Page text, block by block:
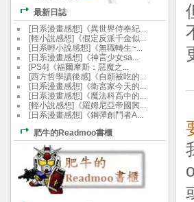
最新日誌
[日系漫畫感想]《異世界侍奉紀...
[輕小說感想]《假定反派千金似...
[日系輕小說感想]《無職轉生~...
[日系漫畫感想]《神言少女sa...
[PS4]《福爾摩斯：惡魔之...
[西方哲學讀後感]《自願被吃的...
[日系漫畫感想]《衛宮家今天的...
[日系漫畫感想]《魔法科高中的...
[輕小說感想]《羅姆尼亞帝國興...
[日系漫畫感想]《鋼彈創鬥者A...
肥牛的Readmoo書櫃